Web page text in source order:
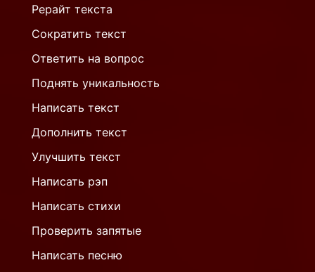
Рерайт текста
Сократить текст
Ответить на вопрос
Поднять уникальность
Написать текст
Дополнить текст
Улучшить текст
Написать рэп
Написать стихи
Проверить запятые
Написать песню